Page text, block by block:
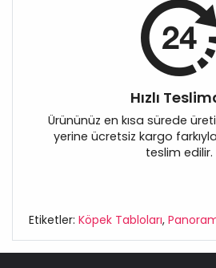
Hızlı
Ürününüz en kısa sürede
yerine ücretsiz kargo
teslim edilir.
Etiketler: Köpek Tabloları,